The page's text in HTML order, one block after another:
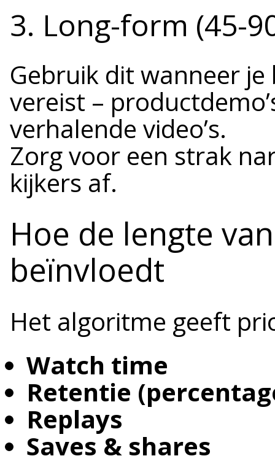
3. Long-form (45-
Gebruik dit wanneer
vereist –
verhalende video’s.
Zorg voor een strak
kijkers af.
Hoe de lengte
beïnvloedt
Het algoritme geeft
Watch time
Retentie
Replays
Saves & shares